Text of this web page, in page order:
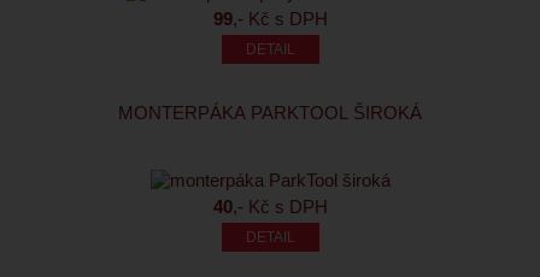
99,- Kč s DPH
MONTERPÁKA PARKTOOL ŠIROKÁ
40,- Kč s DPH